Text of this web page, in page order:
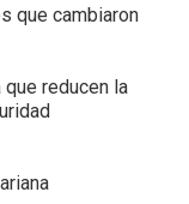
que cambiaron
reducen la